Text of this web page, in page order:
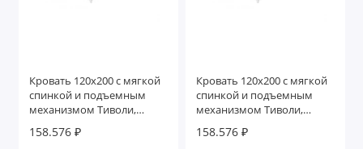
Кровать 120x200 с мягкой
спинкой и подъемным
механизмом Тиволи,
158.576 ₽
Кровать 120x200 с мягкой
спинкой и подъемным
механизмом Тиволи,
158.576 ₽